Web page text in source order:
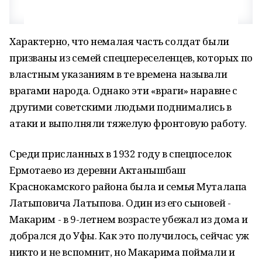
Характерно, что немалая часть солдат были
призваны из семей спецпереселенцев, которых по
властным указаниям в те времена называли
врагами народа. Однако эти «враги» наравне с
другими советскими людьми поднимались в
атаки и выполняли тяжелую фронтовую работу.
Среди присланных в 1932 году в спецпоселок
Ермотаево из деревни Актанышбаш
Краснокамского района была и семья Муталапа
Латыповича Латыпова. Один из его сыновей -
Макарим - в 9-летнем возрасте убежал из дома и
добрался до Уфы. Как это получилось, сейчас уж
никто и не вспомнит, но Макарима поймали и